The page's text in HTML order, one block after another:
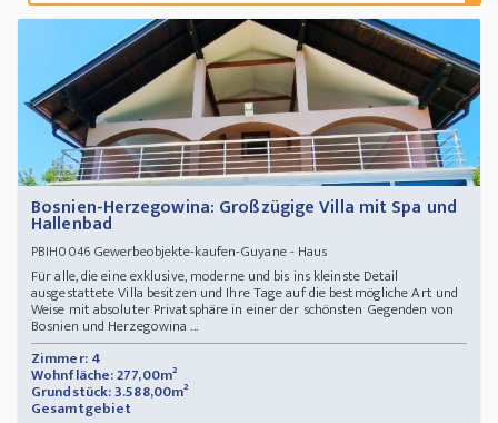
Bosnien-Herzegowina: Großzügige Villa mit Spa und
Hallenbad
PBIH0046Gewerbeobjekte-kaufen-Guyane - Haus
Für alle, die eine exklusive, moderne und bis ins kleinste Detail
ausgestattete Villa besitzen und Ihre Tage auf die bestmögliche Art und
Weise mit absoluter Privatsphäre in einer der schönsten Gegenden von
Bosnien und Herzegowina ...
Zimmer: 4
Wohnfläche: 277,00m²
Grundstück: 3.588,00m²
Gesamtgebiet